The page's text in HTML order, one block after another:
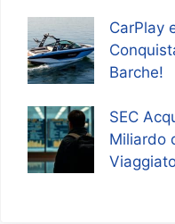
CarPlay
Barche!
SEC
Miliardo